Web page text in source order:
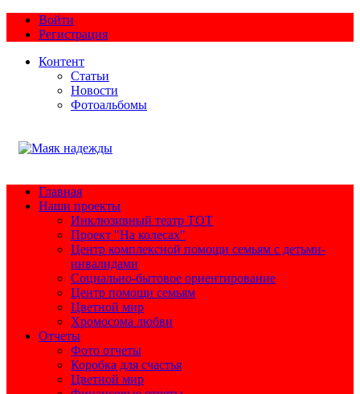
Войти
Регистрация
Контент
Статьи
Новости
Фотоальбомы
Главная
Наши проекты
Инклюзивный театр ТОТ
Проект "На колесах"
Центр комплексной помощи семьям с детьми-
инвалидами
Социально-бытовое ориентирование
Центр помощи семьям
Цветной мир
Хромосома любви
Отчеты
Фото отчеты
Коробка для счастья
Цветной мир